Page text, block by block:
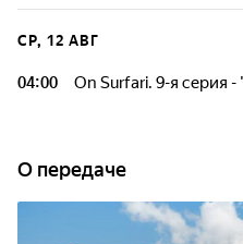
СР, 12 АВГ
04:00 On Surfari. 9-я серия -
О передаче